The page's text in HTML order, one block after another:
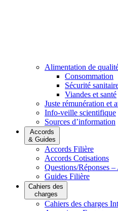
Alimentation de
Consommation
Sécurité
Viandes et santé
Juste rémunération et
Info-veille scientifique
Sources d’information
Accords
& Guides
Accords Filière
Accords Cotisations
Questions/Réponses
Guides Filière
Cahiers des
charges
Cahiers des charges